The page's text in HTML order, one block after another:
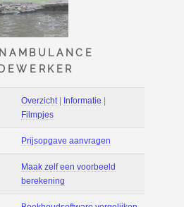
DIERENAMBULANCE
MEDEWERKER